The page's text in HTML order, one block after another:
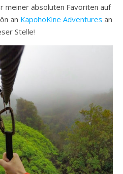
meiner absoluten Favoriten auf
an KapohoKine Adventures an
Stelle!